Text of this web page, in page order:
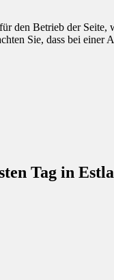
Tag in
den Betrieb der
Sie, dass bei